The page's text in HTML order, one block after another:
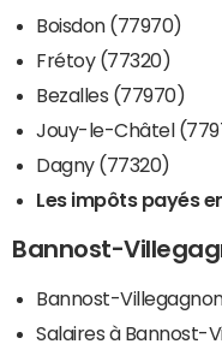
Boisdon (77970)
Frétoy (77320)
Bezalles (77970)
Jouy-le-Châtel
Dagny (77320)
Les impôts payés
Bannost-
Bannost-
Salaires à Bannost-